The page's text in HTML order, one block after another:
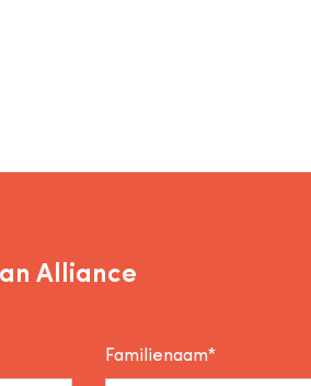
Alliance
Familienaam*